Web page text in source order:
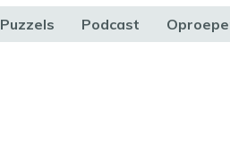
Puzzels Podcast